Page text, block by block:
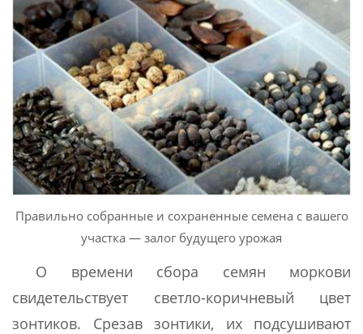
Правильно собранные и сохраненные семена с вашего
участка — залог будущего урожая
О времени сбора семян моркови
свидетельствует светло-коричневый цвет
зонтиков. Срезав зонтики, их подсушивают